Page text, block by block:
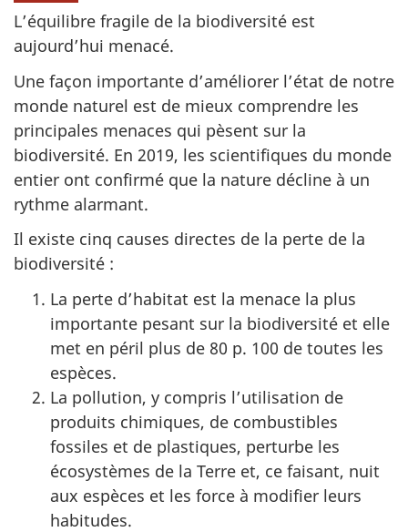
L’équilibre fragile de la biodiversité est
aujourd’hui menacé.
Une façon importante d’améliorer l’état de notre
monde naturel est de mieux comprendre les
principales menaces qui pèsent sur la
biodiversité. En 2019, les scientifiques du monde
entier ont confirmé que la nature décline à un
rythme alarmant.
Il existe cinq causes directes de la perte de la
biodiversité :
La perte d’habitat est la menace la plus
importante pesant sur la biodiversité et elle
met en péril plus de 80 p. 100 de toutes les
espèces.
La pollution, y compris l’utilisation de
produits chimiques, de combustibles
fossiles et de plastiques, perturbe les
écosystèmes de la Terre et, ce faisant, nuit
aux espèces et les force à modifier leurs
habitudes.